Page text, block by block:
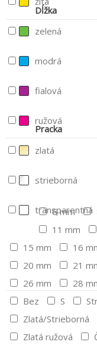
zelená
modrá
fialová
ružová
zlatá
strieborná
transparentná
6 mm
11 mm
15 mm
16
20 mm
21
26 mm
28
Dĺžka
Bez
S
Pracka
Zlatá/Strieborná
Zlatá ružová